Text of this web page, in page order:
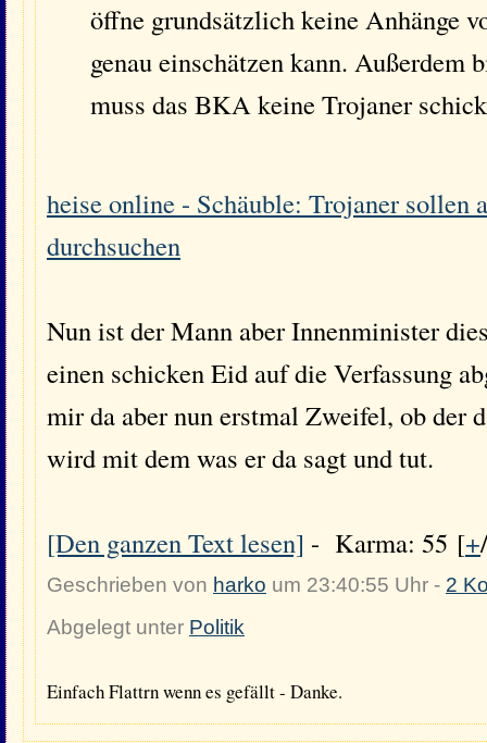
öffne grundsätzlich keine Anhänge
genau einschätzen kann. Außerdem
muss das BKA keine Trojaner
heise online - Schäuble: Trojaner sollen
durchsuchen
Nun ist der Mann aber Innenminister
einen schicken Eid auf die Verfassung
mir da aber nun erstmal Zweifel, ob der
wird mit dem was er da sagt und tut.
[Den ganzen Text lesen] - Karma: 55 [+/
Geschrieben von harko um 23:40:55 Uhr - 2
Abgelegt unter Politik
Einfach Flattrn wenn es gefällt - Danke.